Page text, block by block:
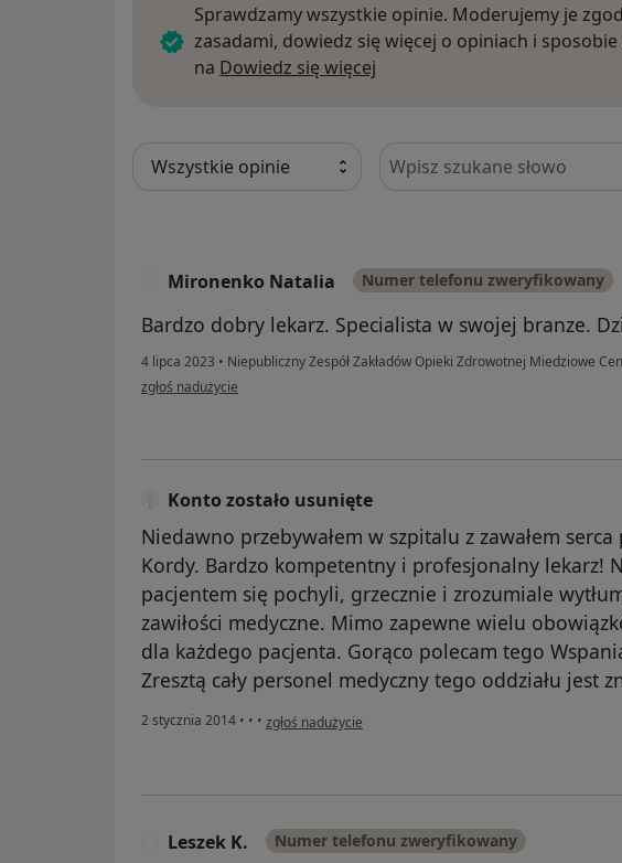
Sprawdzamy wszystkie opinie. Moderujemy je
zasadami, dowiedz się więcej o opiniach i
na Dowiedz się więcej
Szukaj w opiniach
Mironenko Natalia Numer telefonu zweryfikowany
Bardzo dobry lekarz. Specialista w swojej branze.
4 lipca 2023 • Niepubliczny Zespół Zakładów Opieki Zdrowotnej Miedziowe
w opinii użytkownika Mironenko Natalia
zgłoś nadużycie
Konto zostało usunięte
Niedawno przebywałem w szpitalu z zawałem
Kordy. Bardzo kompetentny i profesjonalny lekarz!
pacjentem się pochyli, grzecznie i zrozumiale
zawiłości medyczne. Mimo zapewne wielu
dla każdego pacjenta. Gorąco polecam tego
Zresztą cały personel medyczny tego oddziału jest
2 stycznia 2014 • • • w opinii użytkownika Konto zostało usunięte
zgłoś nadużycie
Leszek K. Numer telefonu zweryfikowany